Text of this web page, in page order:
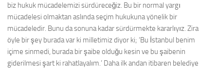
biz hukuk mücadelemizi sürdüreceğiz. Bu bir normal yargı
mücadelesi olmaktan aslında seçim hukukuna yönelik bir
mücadeledir. Bunu da sonuna kadar sürdürmekte kararlıyız. Zira
öyle bir şey burada var ki milletimiz diyor ki; ‘Bu İstanbul benim
içime sinmedi, burada bir şaibe olduğu kesin ve bu şaibenin
giderilmesi şart ki rahatlayalım.’ Daha ilk andan itibaren belediye